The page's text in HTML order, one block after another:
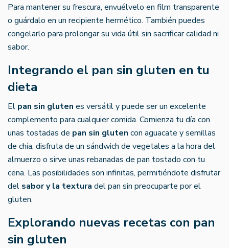
Para mantener su frescura, envuélvelo en film transparente
o guárdalo en un recipiente hermético. También puedes
congelarlo para prolongar su vida útil sin sacrificar calidad ni
sabor.
Integrando el pan sin gluten en tu
dieta
El pan sin gluten es versátil y puede ser un excelente
complemento para cualquier comida. Comienza tu día con
unas tostadas de pan sin gluten con aguacate y semillas
de chía, disfruta de un sándwich de vegetales a la hora del
almuerzo o sirve unas rebanadas de pan tostado con tu
cena. Las posibilidades son infinitas, permitiéndote disfrutar
del sabor y la textura del pan sin preocuparte por el
gluten.
Explorando nuevas recetas con pan
sin gluten